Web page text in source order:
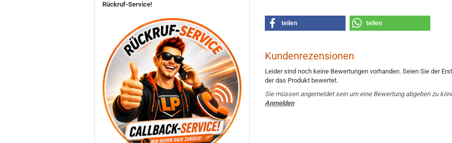
teilen teilen
Kundenrezensionen
Leider sind noch keine Bewertungen vorhanden. Seien Sie der
der das Produkt bewertet.
Sie müssen angemeldet sein um eine Bewertung abgeben zu
Anmelden
Rückruf-Service!